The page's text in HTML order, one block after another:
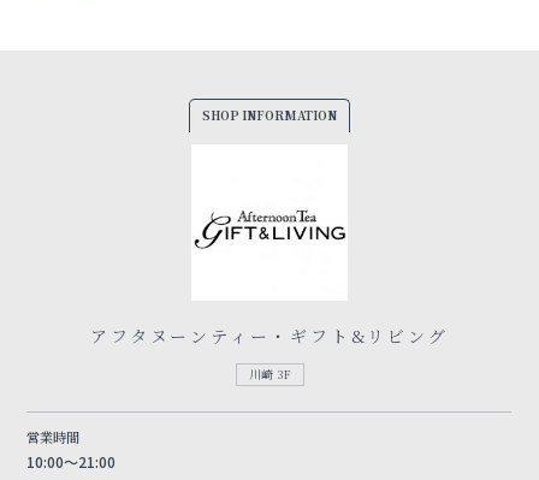
SHOP INFORMATION
アフタヌーンティー・ギフト&リビング
川崎 3F
営業時間
10:00～21:00